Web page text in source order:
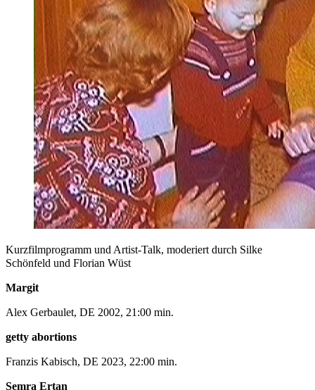
Kurzfilmprogramm und Artist-Talk, moderiert durch Silke
Schönfeld und Florian Wüst
Margit
Alex Gerbaulet, DE 2002, 21:00 min.
getty abortions
Franzis Kabisch, DE 2023, 22:00 min.
Semra Ertan